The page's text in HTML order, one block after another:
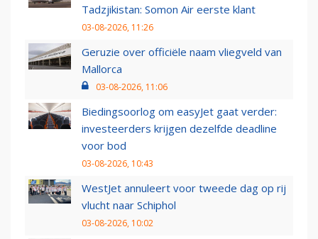
Tadzjikistan: Somon Air eerste klant
03-08-2026, 11:26
Geruzie over officiële naam vliegveld van
Mallorca
03-08-2026, 11:06
Biedingsoorlog om easyJet gaat verder:
investeerders krijgen dezelfde deadline
voor bod
03-08-2026, 10:43
WestJet annuleert voor tweede dag op rij
vlucht naar Schiphol
03-08-2026, 10:02